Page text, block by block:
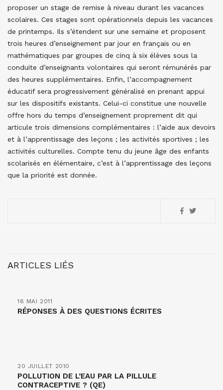
proposer un stage de remise à niveau durant les vacances
scolaires. Ces stages sont opérationnels depuis les vacances
de printemps. Ils s’étendent sur une semaine et proposent
trois heures d’enseignement par jour en français ou en
mathématiques par groupes de cinq à six élèves sous la
conduite d’enseignants volontaires qui seront rémunérés par
des heures supplémentaires. Enfin, l’accompagnement
éducatif sera progressivement généralisé en prenant appui
sur les dispositifs existants. Celui-ci constitue une nouvelle
offre hors du temps d’enseignement proprement dit qui
articule trois dimensions complémentaires : l’aide aux devoirs
et à l’apprentissage des leçons ; les activités sportives ; les
activités culturelles. Compte tenu du jeune âge des enfants
scolarisés en élémentaire, c’est à l’apprentissage des leçons
que la priorité est donnée.
ARTICLES LIÉS
16 MAI 2011
RÉPONSES À DES QUESTIONS ÉCRITES
20 JUILLET 2010
POLLUTION DE L’EAU PAR LA PILLULE
CONTRACEPTIVE ? (QE)